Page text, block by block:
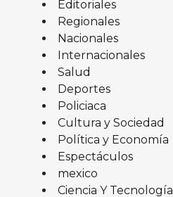
Editoriales
Regionales
Nacionales
Internacionales
Salud
Deportes
Policiaca
Cultura y Sociedad
Política y Economía
Espectáculos
mexico
Ciencia Y Tecnología